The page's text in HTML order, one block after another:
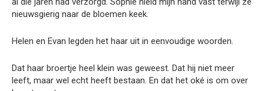
nieuwsgierig naar de bloemen keek.
Helen en Evan legden het haar uit in eenvoudige woorden.
Dat haar broertje heel klein was geweest. Dat hij niet meer
leeft, maar wel echt heeft bestaan. En dat het oké is om over